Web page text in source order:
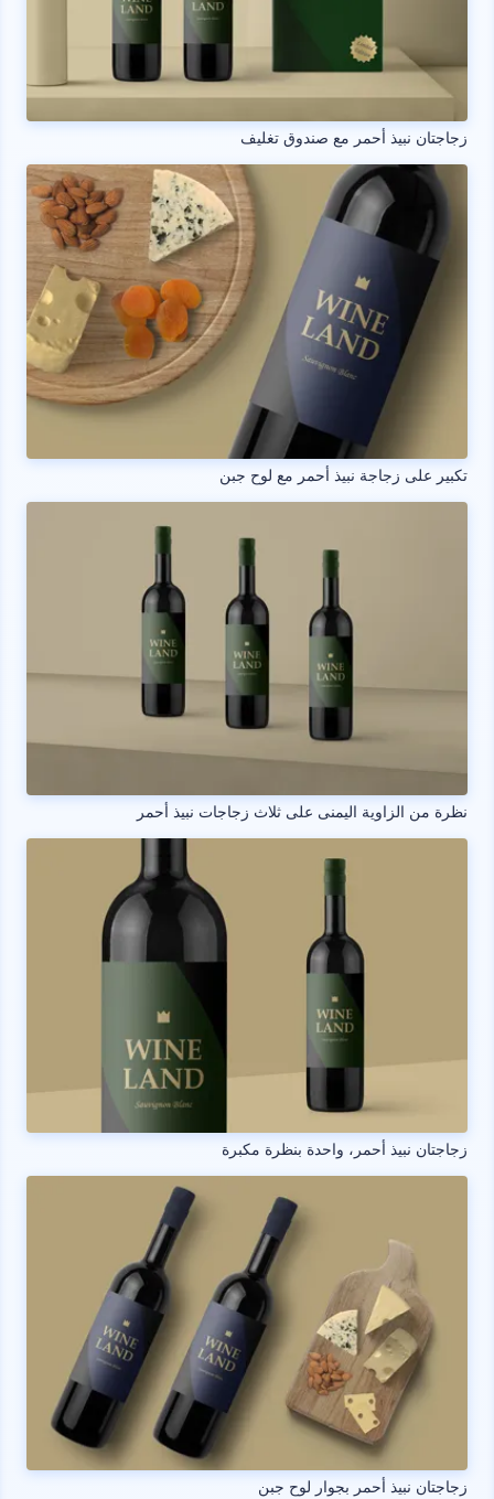
زجاجتان نبيذ أحمر مع صندوق تغليف
تكبير على زجاجة نبيذ أحمر مع لوح جبن
نظرة من الزاوية اليمنى على ثلاث زجاجات نبيذ أحمر
زجاجتان نبيذ أحمر، واحدة بنظرة مكبرة
زجاجتان نبيذ أحمر بجوار لوح جبن